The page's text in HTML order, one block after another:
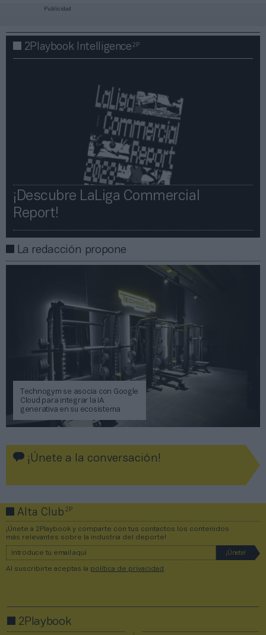
Publicidad
2Playbook Intelligence2P
¡Descubre LaLiga Commercial
Report!​​
La redacción propone
Technogym se asocia con Google
Cloud para integrar la IA
generativa en su ecosistema
¡Únete a la conversación!
Alta Club2P
¡Únete a 2Playbook y comparte con tus contactos los contenidos
más relevantes sobre la industria del deporte!
Al suscribirte aceptas la política de privacidad
2Playbook